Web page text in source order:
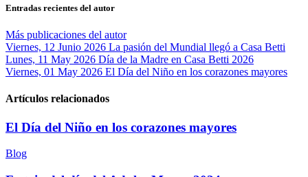
Entradas recientes del autor
Más publicaciones del autor
Viernes, 12 Junio 2026 La pasión del Mundial llegó a Casa Betti
Lunes, 11 May 2026 Día de la Madre en Casa Betti 2026
Viernes, 01 May 2026 El Día del Niño en los corazones mayores
Artículos relacionados
El Día del Niño en los corazones mayores
Blog